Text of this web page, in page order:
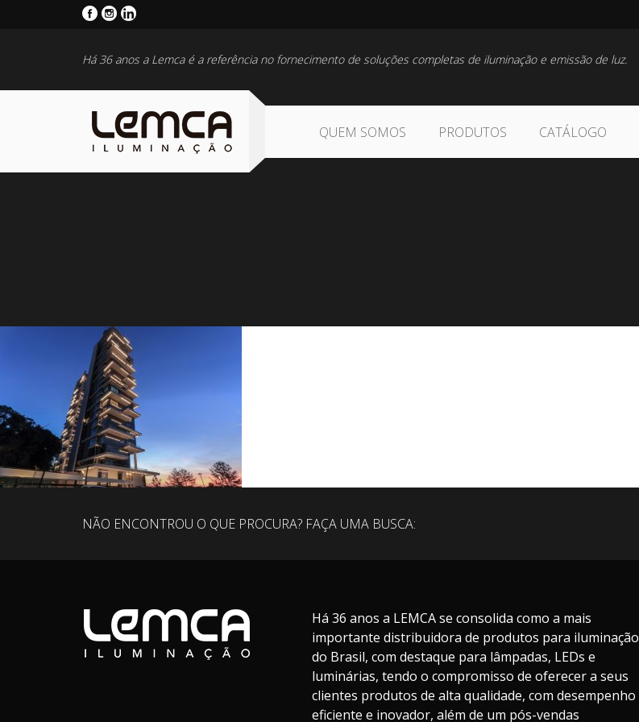
Há 36 anos a Lemca é a referência no fornecimento de soluções completas de iluminação e emissão de luz.
QUEM SOMOS PRODUTOS CATÁLOGO
NÃO ENCONTROU O QUE PROCURA? FAÇA UMA BUSCA:
Há 36 anos a LEMCA se consolida como a mais
importante distribuidora de produtos para iluminação
do Brasil, com destaque para lâmpadas, LEDs e
luminárias, tendo o compromisso de oferecer a seus
clientes produtos de alta qualidade, com desempenho
eficiente e inovador, além de um pós-vendas